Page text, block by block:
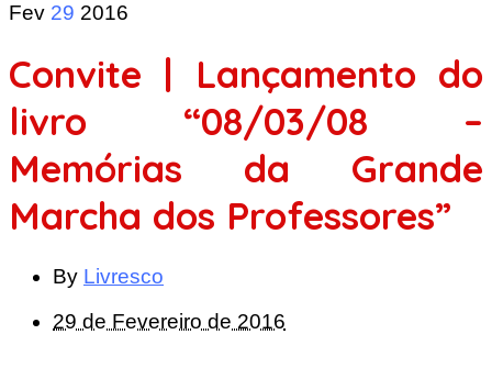
Fev 29 2016
Convite | Lançamento do
livro “08/03/08 –
Memórias da Grande
Marcha dos Professores”
By Livresco
29 de Fevereiro de 2016